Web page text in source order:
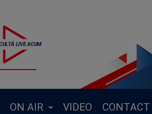
ON AIR VIDEO CONTACT